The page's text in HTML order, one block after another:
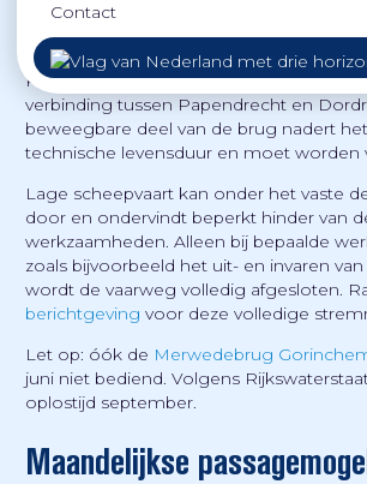
Contact
DeMerwedebrug Papendrecht(soms
Papendrechtsebrug genoemd), is een
verbinding tussen Papendrecht en
beweegbare deel van de brug nadert
technische levensduur en moet worden
Lage scheepvaart kan onder het vaste
door en ondervindt beperkt hinder van
werkzaamheden. Alleen bij bepaalde
zoals bijvoorbeeld het uit- en invaren
wordt de vaarweg volledig afgesloten.
berichtgeving voor deze volledige
Let op: óók de Merwedebrug
juni niet bediend. Volgens
oplostijd september.
Maandelijkse